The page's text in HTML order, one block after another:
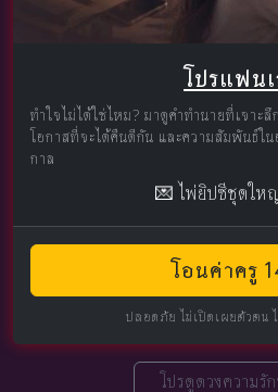
โปรแฟน
ทำใจไม่ได้ใช่ไหม? มาดูคำทำนายที่เจาะ
โอกาสที่จะได้คืนดีกัน และความสัมพันธ์ใ
กาล
💌 ไพ่ยิปซีชุดให
โอนค่าครู
ปลอดภัย ไม่เปิดเผยตัวตน
โปรดูดวงความรั